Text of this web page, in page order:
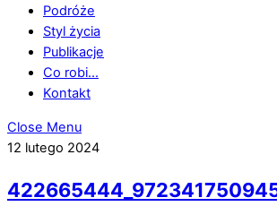
Podróże
Styl życia
Publikacje
Co robi…
Kontakt
Close Menu
12 lutego 2024